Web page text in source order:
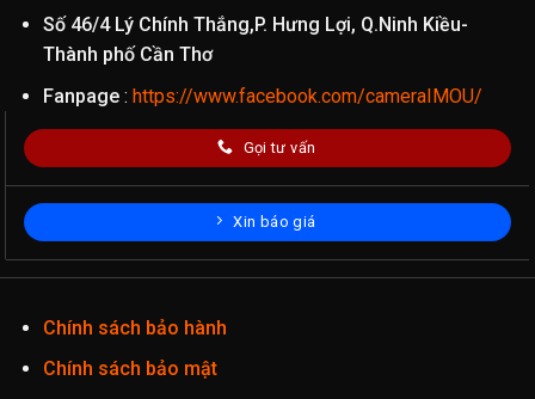
Số 46/4 Lý Chính Thắng,P. Hưng Lợi, Q.Ninh Kiều-
Thành phố Cần Thơ
Fanpage: https://www.facebook.com/cameraIMOU/
Gọi tư vấn
Xin báo giá
Chính sách bảo hành
Chính sách bảo mật